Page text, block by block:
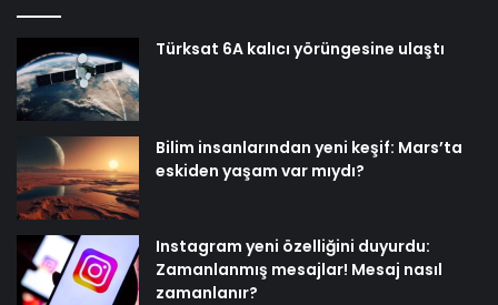
Türksat 6A kalıcı yörüngesine ulaştı
Bilim insanlarından yeni keşif: Mars’ta
eskiden yaşam var mıydı?
Instagram yeni özelliğini duyurdu:
Zamanlanmış mesajlar! Mesaj nasıl
zamanlanır?